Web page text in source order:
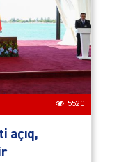
5520
açıq,